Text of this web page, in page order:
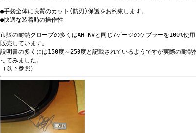
●手袋全体に良質のカット(防刃)保護をお約束します。
●快適な装着時の操作性
市販の耐熱グローブの多くはAH-KVと同じ7ゲージのケブラーを100%使
販売しています。
説明書の多くには150度～250度と記載されているようですが実際の耐
ってみました。
（以下参照）